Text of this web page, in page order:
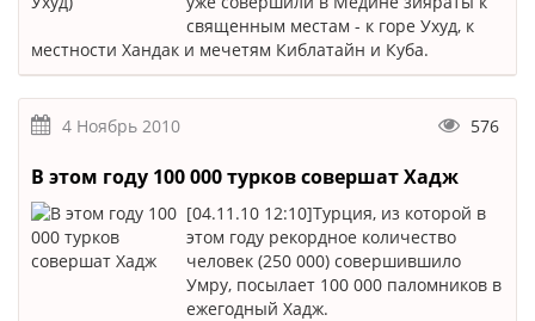
священным местам - к горе Ухуд, к
местности Хандак и мечетям Киблатайн и Куба.
4 Ноябрь 2010 576
В этом году 100 000 турков совершат Хадж
[04.11.10 12:10]Турция, из которой в
этом году рекордное количество
человек (250 000) совершившило
Умру, посылает 100 000 паломников в
ежегодный Хадж.